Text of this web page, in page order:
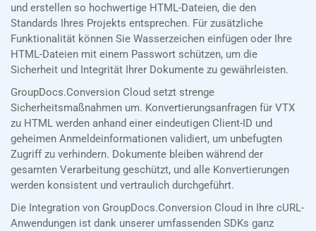
und erstellen so hochwertige HTML-Dateien, die den
Standards Ihres Projekts entsprechen. Für zusätzliche
Funktionalität können Sie Wasserzeichen einfügen oder Ihre
HTML-Dateien mit einem Passwort schützen, um die
Sicherheit und Integrität Ihrer Dokumente zu gewährleisten.
GroupDocs.Conversion Cloud setzt strenge
Sicherheitsmaßnahmen um. Konvertierungsanfragen für VTX
zu HTML werden anhand einer eindeutigen Client-ID und
geheimen Anmeldeinformationen validiert, um unbefugten
Zugriff zu verhindern. Dokumente bleiben während der
gesamten Verarbeitung geschützt, und alle Konvertierungen
werden konsistent und vertraulich durchgeführt.
Die Integration von GroupDocs.Conversion Cloud in Ihre cURL-
Anwendungen ist dank unserer umfassenden SDKs ganz